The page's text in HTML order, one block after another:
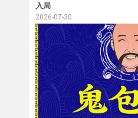
入局
2026-07-30